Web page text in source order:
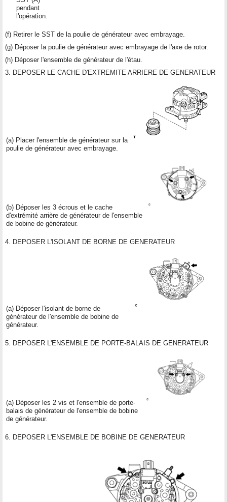
pendant
l'opération.
(f) Retirer le SST de la poulie de générateur avec embrayage.
(g) Déposer la poulie de générateur avec embrayage de l'axe de rotor.
(h) Déposer l'ensemble de générateur de l'étau.
3. DEPOSER LE CACHE D'EXTREMITE ARRIERE DE GENERATEUR
(a) Placer l'ensemble de générateur sur la
poulie de générateur avec embrayage.
(b) Déposer les 3 écrous et le cache
d'extrémité arrière de générateur de l'ensemble
de bobine de générateur.
4. DEPOSER L'ISOLANT DE BORNE DE GENERATEUR
(a) Déposer l'isolant de borne de
générateur de l'ensemble de bobine de
générateur.
5. DEPOSER L'ENSEMBLE DE PORTE-BALAIS DE GENERATEUR
(a) Déposer les 2 vis et l'ensemble de porte-
balais de générateur de l'ensemble de bobine
de générateur.
6. DEPOSER L'ENSEMBLE DE BOBINE DE GENERATEUR